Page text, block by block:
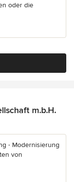
oder die
m.b.H.
‧ Modernisierung
von